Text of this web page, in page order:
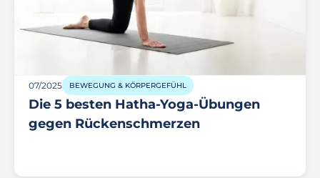
07/2025 BEWEGUNG & KÖRPERGEFÜHL
Die 5 besten Hatha-Yoga-Übungen
gegen Rückenschmerzen